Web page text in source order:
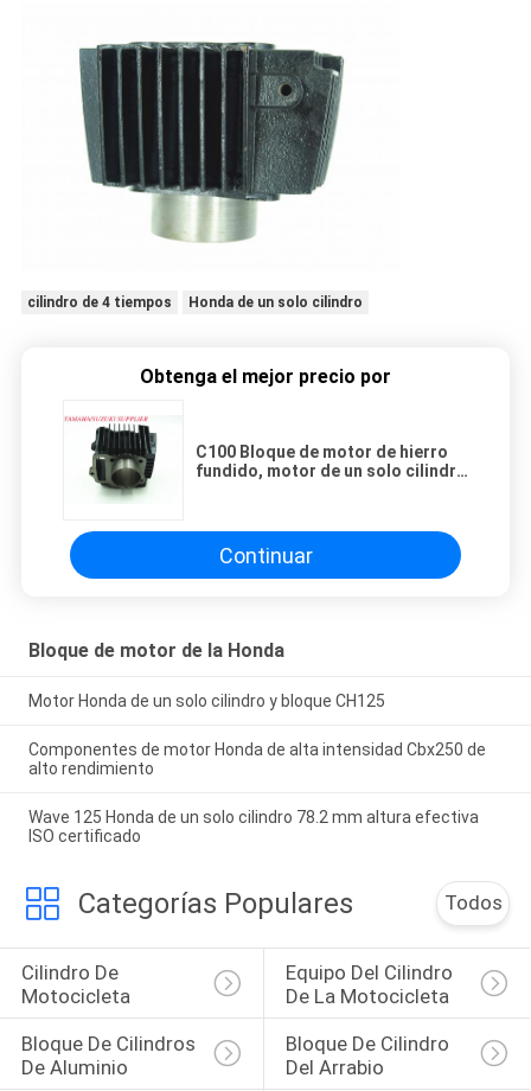
cilindro de 4 tiempos Honda de un solo cilindro
Obtenga el mejor precio por
C100 Bloque de motor de hierro
fundido, motor de un solo cilindro
Continuar
Bloque de motor de la Honda
Motor Honda de un solo cilindro y bloque CH125
Componentes de motor Honda de alta intensidad Cbx250 de
alto rendimiento
Wave 125 Honda de un solo cilindro 78.2 mm altura efectiva
ISO certificado
Categorías Populares Todos
Cilindro De
Motocicleta
Equipo Del Cilindro
De La Motocicleta
Bloque De Cilindros
De Aluminio
Bloque De Cilindro
Del Arrabio